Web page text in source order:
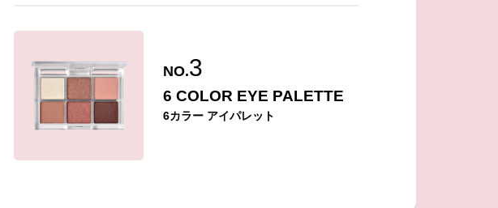
NO.3
6 COLOR EYE PALETTE
6カラー アイパレット